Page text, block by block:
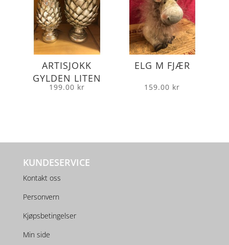
ARTISJOKK
GYLDEN LITEN
199.00 kr
ELG M FJÆR
159.00 kr
KUNDESERVICE
Kontakt oss
Personvern
Kjøpsbetingelser
Min side